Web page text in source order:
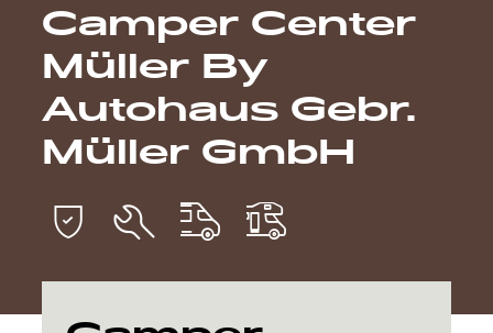
Modeloverzicht
Configurator
Vind jouw Sunlight
Vind jouw dealer
Camper Center
Müller By
Autohaus Gebr.
Müller GmbH